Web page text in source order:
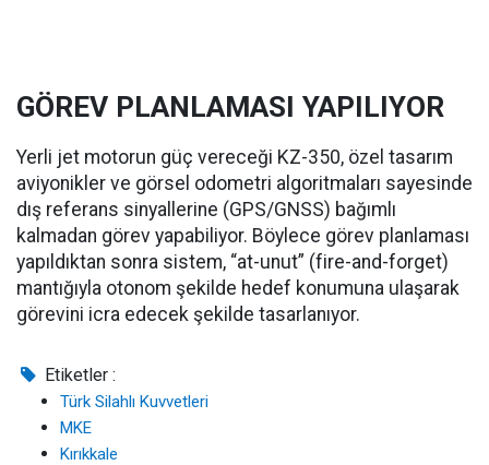
GÖREV PLANLAMASI YAPILIYOR
Yerli jet motorun güç vereceği KZ-350, özel tasarım
aviyonikler ve görsel odometri algoritmaları sayesinde
dış referans sinyallerine (GPS/GNSS) bağımlı
kalmadan görev yapabiliyor. Böylece görev planlaması
yapıldıktan sonra sistem, “at-unut” (fire-and-forget)
mantığıyla otonom şekilde hedef konumuna ulaşarak
görevini icra edecek şekilde tasarlanıyor.
Etiketler :
Türk Silahlı Kuvvetleri
MKE
Kırıkkale